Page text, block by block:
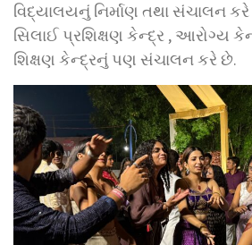
વિદ્યાલયનું નિર્માણ તથા સંચાલન
સિલાઈ પ્રશિક્ષણ કેન્દ્ર , આરોગ્ય
શિક્ષણ કેન્દ્રનું પણ સંચાલન કરે છે.